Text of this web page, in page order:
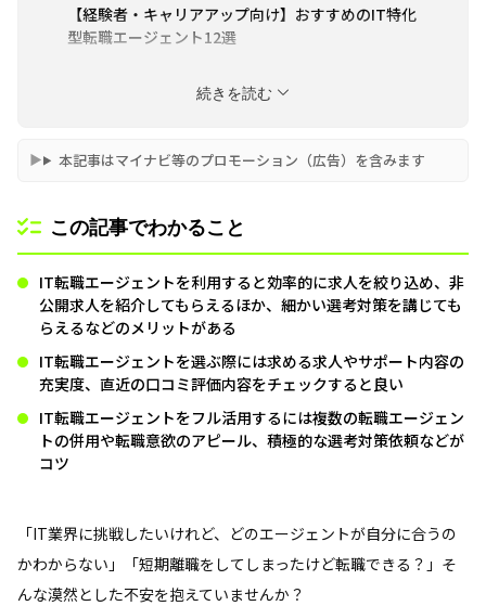
【経験者・キャリアアップ向け】おすすめのIT特化
型転職エージェント12選
IT転職エージェントの賢い選び方
IT転職エージェントを利用する際の流れ
続きを読む
本記事はマイナビ等のプロモーション（広告）を含みます
この記事でわかること
IT転職エージェントを利用すると効率的に求人を絞り込め、非
公開求人を紹介してもらえるほか、細かい選考対策を講じても
らえるなどのメリットがある
IT転職エージェントを選ぶ際には求める求人やサポート内容の
充実度、直近の口コミ評価内容をチェックすると良い
IT転職エージェントをフル活用するには複数の転職エージェン
トの併用や転職意欲のアピール、積極的な選考対策依頼などが
コツ
「IT業界に挑戦したいけれど、どのエージェントが自分に合うの
かわからない」「短期離職をしてしまったけど転職できる？」そ
んな漠然とした不安を抱えていませんか？